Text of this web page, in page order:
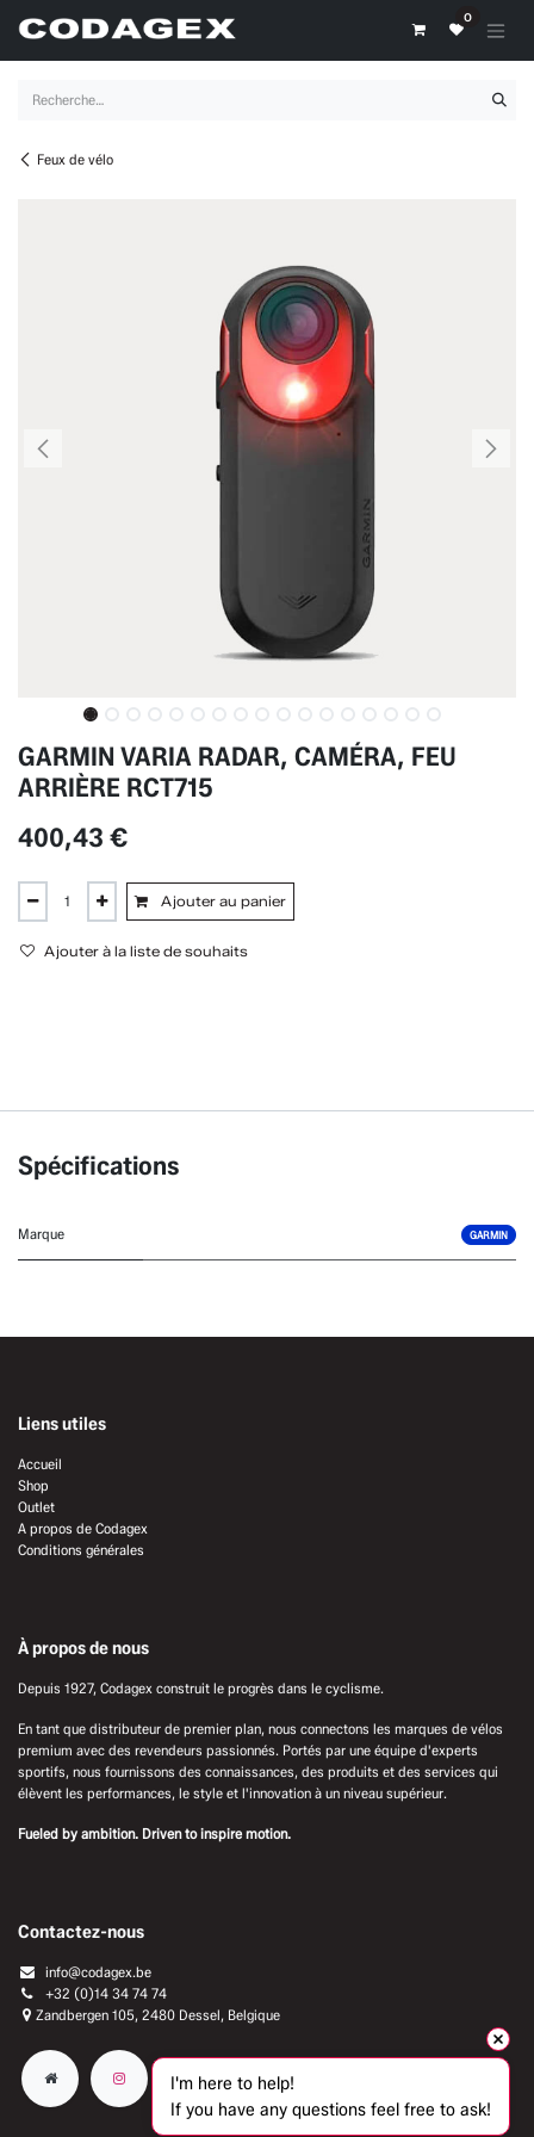
0
Feux de vélo
GARMIN VARIA RADAR, CAMÉRA, FEU
ARRIÈRE RCT715
400,43 €
Ajouter au panier
Ajouter à la liste de souhaits
Spécifications
Marque GARMIN
Liens utiles
Accueil
Shop
Outlet
A propos de Codagex
Conditions générales
À propos de nous
Depuis 1927, Codagex construit le progrès dans le cyclisme.
En tant que distributeur de premier plan, nous connectons les marques de vélos
premium avec des revendeurs passionnés. Portés par une équipe d'experts
sportifs, nous fournissons des connaissances, des produits et des services qui
élèvent les performances, le style et l'innovation à un niveau supérieur.
Fueled by ambition. Driven to inspire motion.
Contactez-nous
info@codagex.be
+32 (0)14 34 74 74​
Zandbergen 105, 2480 Dessel, Belgique
I'm here to help!
If you have any questions feel free to ask!